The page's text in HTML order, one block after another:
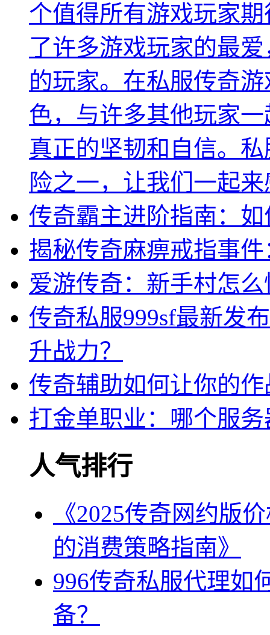
个值得所有游戏玩家
了许多游戏玩家的最
的玩家。在私服传奇
色，与许多其他玩家
真正的坚韧和自信。
险之一，让我们一起
传奇霸主进阶指南：
揭秘传奇麻痹戒指事
爱游传奇：新手村怎
传奇私服999sf最新发
升战力？
传奇辅助如何让你的
打金单职业：哪个服
人气排行
《2025传奇网约版
的消费策略指南》
996传奇私服代理如
备？